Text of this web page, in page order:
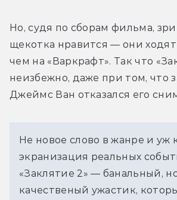
Но, судя по сборам фильма,
щекотка нравится — они
чем на «Варкрафт». Так что
неизбежно, даже при том, что
Джеймс Ван отказался его
Не новое слово в жанре и уж
экранизация реальных
«Заклятие 2» — банальный,
качественый ужастик,